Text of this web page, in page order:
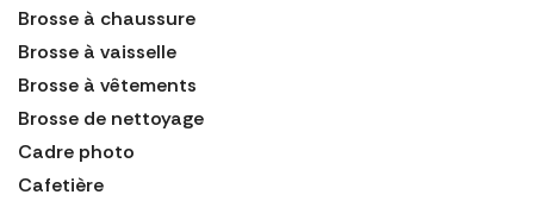
Brosse à chaussure
Brosse à vaisselle
Brosse à vêtements
Brosse de nettoyage
Cadre photo
Cafetière